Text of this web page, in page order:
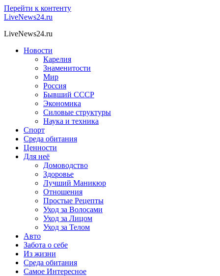
Перейти к контенту
LiveNews24.ru
LiveNews24.ru
Новости
Карелия
Знаменитости
Мир
Россия
Бывший СССР
Экономика
Силовые структуры
Наука и техника
Спорт
Среда обитания
Ценности
Для неё
Домоводство
Здоровье
Лучший Маникюр
Отношения
Простые Рецепты
Уход за Волосами
Уход за Лицом
Уход за Телом
Авто
Забота о себе
Из жизни
Среда обитания
Самое Интересное